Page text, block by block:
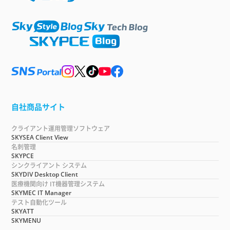
自社商品サイト
クライアント運用管理ソフトウェア
SKYSEA Client View
名刺管理
SKYPCE
シンクライアント システム
SKYDIV Desktop Client
医療機関向け IT機器管理システム
SKYMEC IT Manager
テスト自動化ツール
SKYATT
SKYMENU